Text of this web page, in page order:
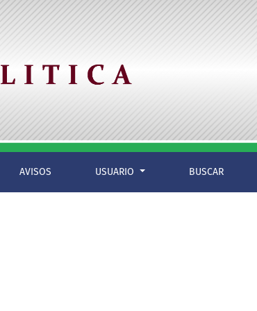
AVISOS USUARIO BUSCAR